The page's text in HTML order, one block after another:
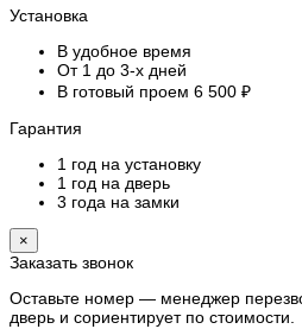
Установка
В удобное время
От 1 до 3-х дней
В готовый проем 6 500 ₽
Гарантия
1 год на установку
1 год на дверь
3 года на замки
×
Заказать звонок
Оставьте номер — менеджер
дверь и сориентирует по стоимости.